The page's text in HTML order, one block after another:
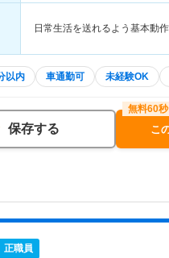
日常生活を送れるよう基本動
以内 車通勤可 未経験OK
保存する こ
正職員